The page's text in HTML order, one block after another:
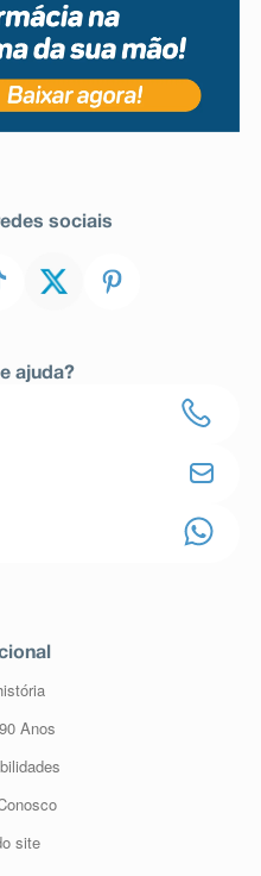
sociais
ajuda?
Anos
site